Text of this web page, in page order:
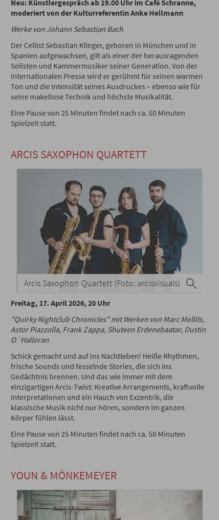
Neu: Künstlergespräch ab 19.00 Uhr im Café Schranne,
moderiert von der Kulturreferentin Anke Hellmann
Werke von Johann Sebastian Bach
Der Cellist Sebastian Klinger, geboren in München und in
Spanien aufgewachsen, gilt als einer der herausragenden
Solisten und Kammermusiker seiner Generation. Von der
internationalen Presse wird er gerühmt für seinen warmen
Ton und die Intensität seines Ausdruckes – ebenso wie für
seine makellose Technik und höchste Musikalität.
Eine Pause von 25 Minuten findet nach ca. 50 Minuten
Spielzeit statt.
ARCIS SAXOPHON QUARTETT
Arcis Saxophon Quartett (Foto: arcisvisuals)
Freitag, 17. April 2026, 20 Uhr
"Quirky Nightclub Chronicles" mit Werken von Marc Mellits,
Astor Piazzolla, Frank Zappa, Shuteen Erdenebaatar, Dustin
O´Halloran
Schick gemacht und auf ins Nachtleben! Heiße Rhythmen,
frische Sounds und fesselnde Stories, die sich ins
Gedächtnis brennen. Und das wie immer mit dem
einzigartigen Arcis-Twist: Kreative Arrangements, kraftvolle
Interpretationen und ein Hauch von Exzentrik, die
klassische Musik nicht nur hören, sondern im ganzen
Körper fühlen lässt.
Eine Pause von 25 Minuten findet nach ca. 50 Minuten
Spielzeit statt.
YOUN & MÖNKEMEYER